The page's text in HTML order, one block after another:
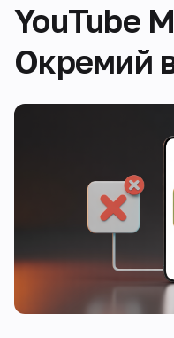
YouTube
Окремий